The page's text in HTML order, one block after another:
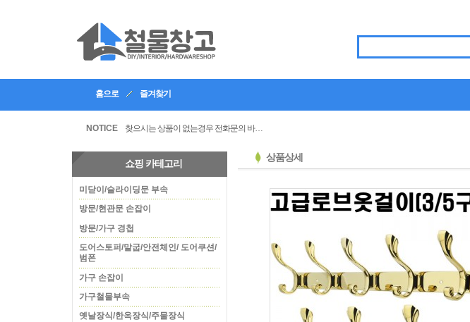
홈으로 즐겨찾기
NOTICE
찾으시는 상품이 없는경우 전화문의 바랍니다
쇼핑 카테고리
미닫이/슬라이딩문 부속
방문/현관문 손잡이
방문/가구 경첩
도어스토퍼/말굽/안전체인/ 도어쿠션/
범폰
가구 손잡이
가구철물부속
옛날장식/한옥장식/주물장식
상품상세